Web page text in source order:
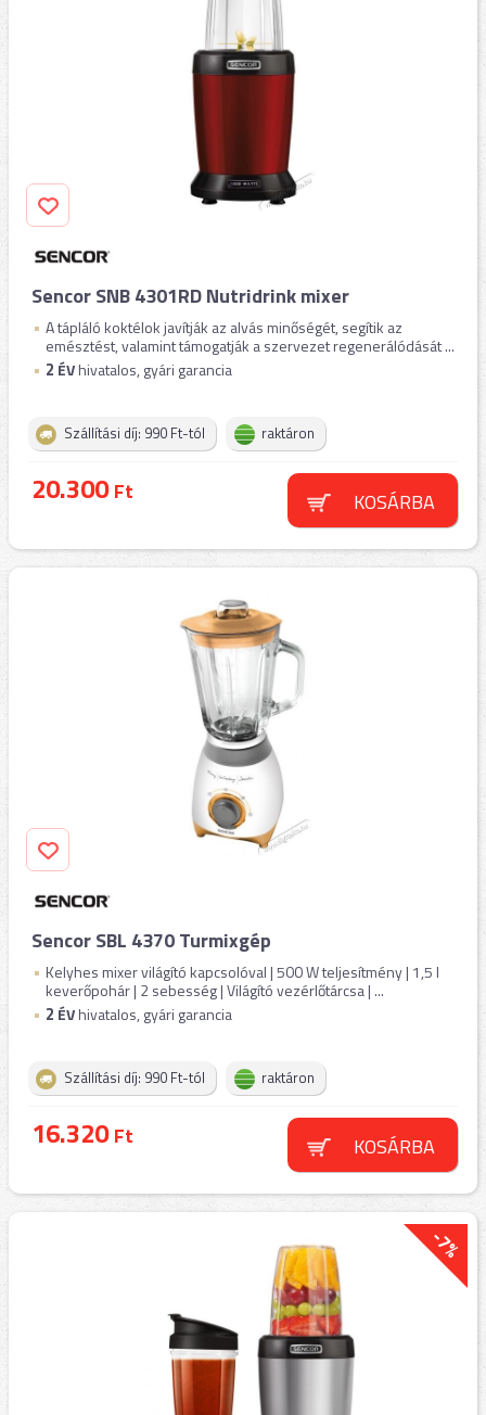
Sencor SNB 4301RD Nutridrink mixer
A tápláló koktélok javítják az alvás minőségét, segítik az
emésztést, valamint támogatják a szervezet regenerálódását ...
2 ÉVhivatalos, gyári garancia
Szállítási díj: 990 Ft-tól raktáron
20.300Ft KOSÁRBA
Sencor SBL 4370 Turmixgép
Kelyhes mixer világító kapcsolóval | 500 W teljesítmény | 1,5 l
keverőpohár | 2 sebesség | Világító vezérlőtárcsa | ...
2 ÉVhivatalos, gyári garancia
Szállítási díj: 990 Ft-tól raktáron
16.320Ft KOSÁRBA
-7%